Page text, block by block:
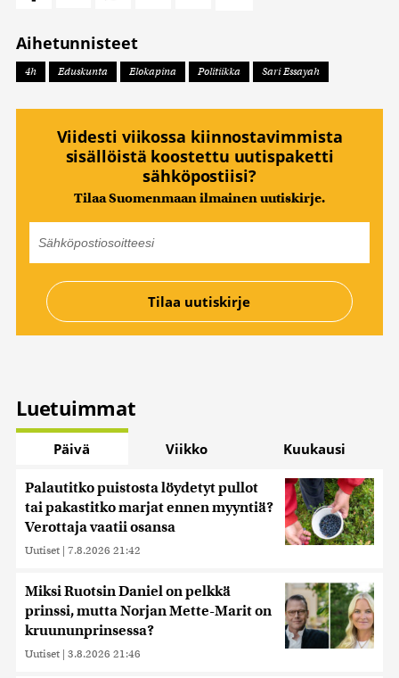
Aihetunnisteet
4h Eduskunta Elokapina Politiikka Sari Essayah
Viidesti viikossa kiinnostavimmista
sisällöistä koostettu uutispaketti
sähköpostiisi?
Tilaa Suomenmaan ilmainen uutiskirje.
Luetuimmat
Päivä Viikko Kuukausi
Palautitko puistosta löydetyt pullot
tai pakastitko marjat ennen myyntiä?
Verottaja vaatii osansa
Uutiset | 7.8.2026 21:42
Miksi Ruotsin Daniel on pelkkä
prinssi, mutta Norjan Mette-Marit on
kruununprinsessa?
Uutiset | 3.8.2026 21:46